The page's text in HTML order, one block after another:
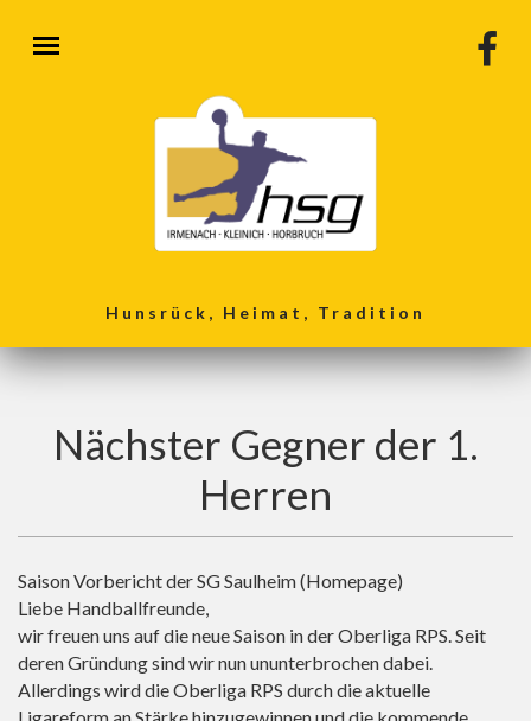
Hunsrück, Heimat, Tradition
Nächster Gegner der 1.
Herren
Saison Vorbericht der SG Saulheim (Homepage)
Liebe Handballfreunde,
wir freuen uns auf die neue Saison in der Oberliga RPS. Seit
deren Gründung sind wir nun ununterbrochen dabei.
Allerdings wird die Oberliga RPS durch die aktuelle